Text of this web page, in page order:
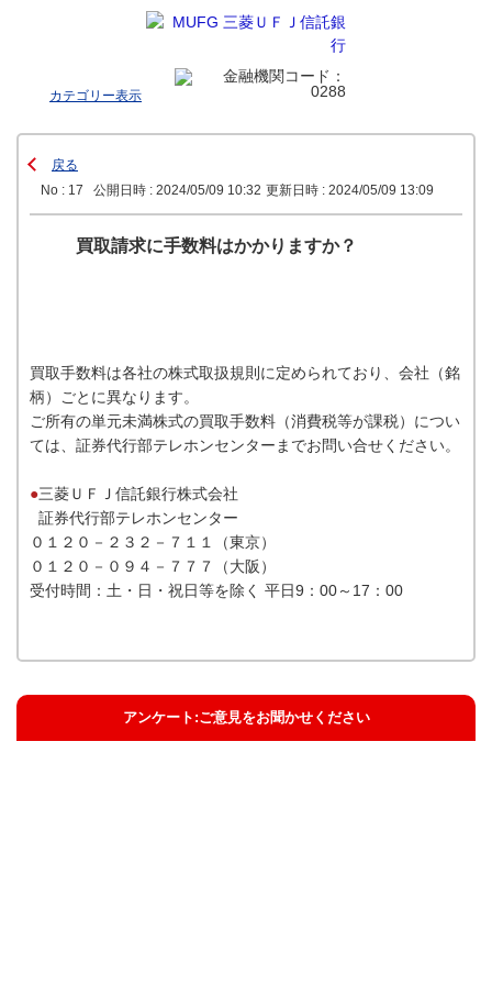
カテゴリー表示
戻る
No : 17
公開日時 : 2024/05/09 10:32 更新日時 : 2024/05/09 13:09
買取請求に手数料はかかりますか？
買取手数料は各社の株式取扱規則に定められており、会社（銘
柄）ごとに異なります。
ご所有の単元未満株式の買取手数料（消費税等が課税）につい
ては、証券代行部テレホンセンターまでお問い合せください。
●三菱ＵＦＪ信託銀行株式会社
証券代行部テレホンセンター
０１２０－２３２－７１１（東京）
０１２０－０９４－７７７（大阪）
受付時間：土・日・祝日等を除く 平日9：00～17：00
アンケート:ご意見をお聞かせください